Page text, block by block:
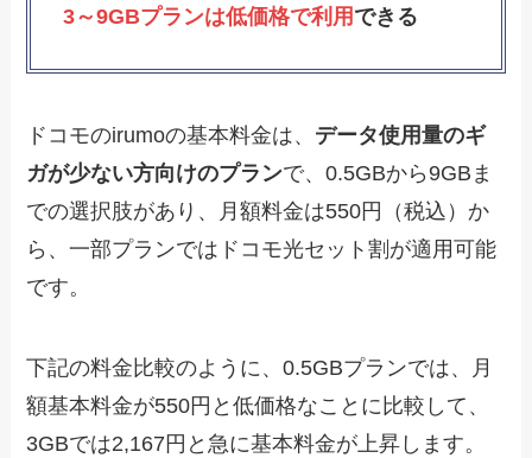
3～9GBプランは低価格で利用 できる
ドコモのirumoの基本料金は、 データ使用量のギ
ガが少ない方向けのプランで、0.5GBから9GBま
での選択肢があり、月額料金は550円（税込）か
ら、一部プランではドコモ光セット割が適用可能
です。
下記の料金比較のように、0.5GBプランでは、月
額基本料金が550円と低価格なことに比較して、
3GBでは2,167円と急に基本料金が上昇します。